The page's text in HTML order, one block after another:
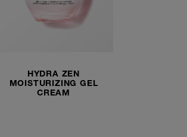
HYDRA ZEN
MOISTURIZING GEL
CREAM